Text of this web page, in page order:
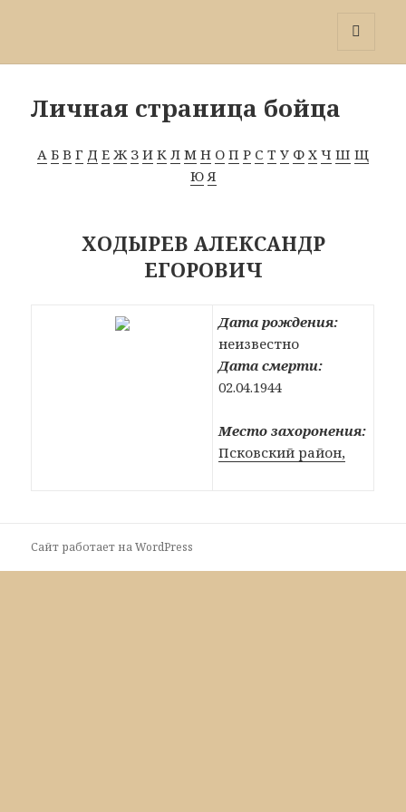
Личная страница бойца
А Б В Г Д Е Ж З И К Л М Н О П Р С Т У Ф Х Ч Ш Щ
Ю Я
ХОДЫРЕВ АЛЕКСАНДР
ЕГОРОВИЧ
Дата рождения:
неизвестно
Дата смерти:
02.04.1944
Место захоронения:
Псковский район,
Сайт работает на WordPress